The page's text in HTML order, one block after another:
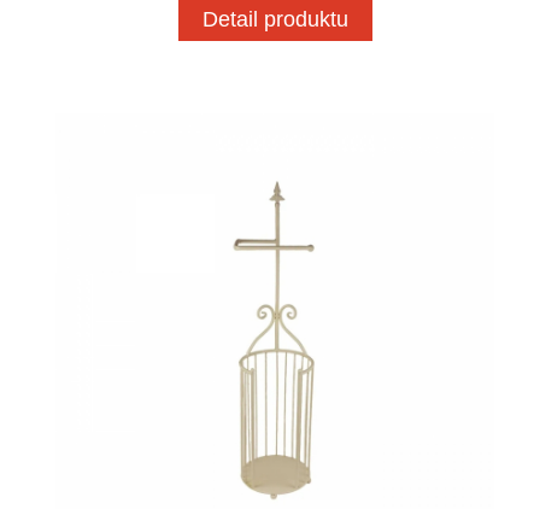
Detail produktu